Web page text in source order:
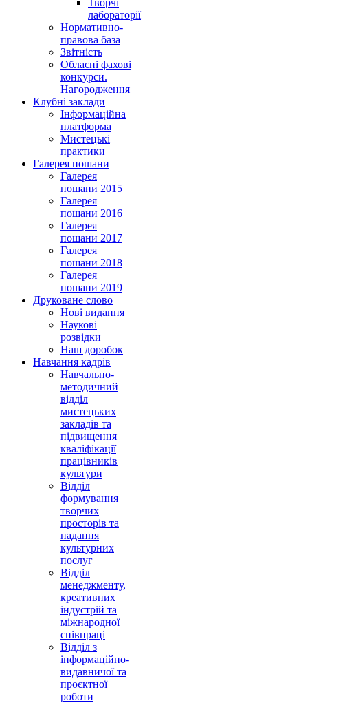
Творчі
лабораторії
Нормативно-
правова база
Звітність
Обласні фахові
конкурси.
Нагородження
Клубні заклади
Інформаційна
платформа
Мистецькі
практики
Галерея пошани
Галерея
пошани 2015
Галерея
пошани 2016
Галерея
пошани 2017
Галерея
пошани 2018
Галерея
пошани 2019
Друковане слово
Нові видання
Наукові
розвідки
Наш доробок
Навчання кадрів
Навчально-
методичний
відділ
мистецьких
закладів та
підвищення
кваліфікації
працівників
культури
Відділ
формування
творчих
просторів та
надання
культурних
послуг
Відділ
менеджменту,
креативних
індустрій та
міжнародної
співпраці
Відділ з
інформаційно-
видавничої та
проєктної
роботи